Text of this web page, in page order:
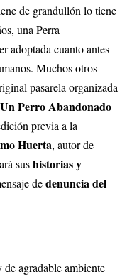
de grandullón lo tiene
una Perra
adoptada cuanto antes
Muchos otros
pasarela organizada
Perro Abandonado
previa a la
Huerta, autor de
sushistorias y
dedenuncia del
de agradable ambiente